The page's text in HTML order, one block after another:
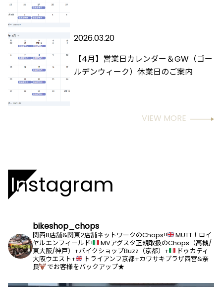
2026.03.20
【4月】営業日カレンダー＆GW（ゴー
ルデンウィーク）休業日のご案内
VIEW MORE
Instagram
bikeshop_chops
関西8店舗&関東2店舗ネットワークのChops!!
MUTT！ロイ
ヤルエンフィールド!
MVアグスタ正規取扱のChops（高槻/
東大阪/神戸）+バイクショップBuzz（京都）+
ドゥカティ
大阪ウエスト+
トライアンフ京都+カワサキプラザ西宮&奈
良
でお客様をバックアップ★